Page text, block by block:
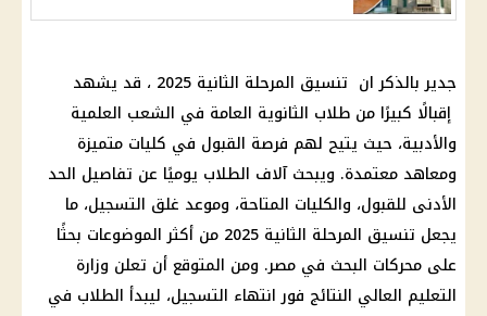
جدير بالذكر ان تنسيق المرحلة الثانية 2025
، قد يشهد
إقبالًا كبيرًا من طلاب الثانوية العامة في الشعب العلمية
والأدبية، حيث يتيح لهم فرصة القبول في كليات متميزة
ومعاهد معتمدة. ويبحث آلاف الطلاب يوميًا عن تفاصيل الحد
الأدنى للقبول، والكليات المتاحة، وموعد غلق التسجيل، ما
يجعل تنسيق المرحلة الثانية 2025
من أكثر الموضوعات بحثًا
على محركات البحث في مصر. ومن المتوقع أن تعلن وزارة
التعليم العالي النتائج فور انتهاء التسجيل، ليبدأ الطلاب في